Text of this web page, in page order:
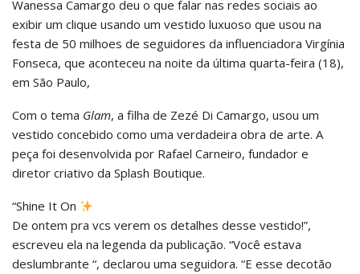
Wanessa Camargo deu o que falar nas redes sociais ao
exibir um clique usando um vestido luxuoso que usou na
festa de 50 milhoes de seguidores da influenciadora Virgínia
Fonseca, que aconteceu na noite da última quarta-feira (18),
em São Paulo,
Com o tema Glam, a filha de Zezé Di Camargo, usou um
vestido concebido como uma verdadeira obra de arte. A
peça foi desenvolvida por Rafael Carneiro, fundador e
diretor criativo da Splash Boutique.
“Shine It On
De ontem pra vcs verem os detalhes desse vestido!”,
escreveu ela na legenda da publicação. “Você estava
deslumbrante “, declarou uma seguidora. “E esse decotão